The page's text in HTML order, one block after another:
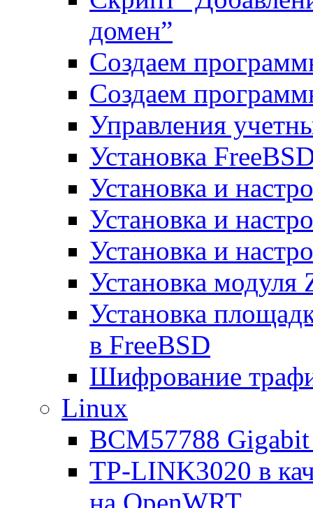
домен”
Создаем
Создаем
Управления
Установка
Установка и
Установка и
Установка и
Установка
Установка
в FreeBSD
Шифрование
Linux
BCM57788
TP-LINK3020 в